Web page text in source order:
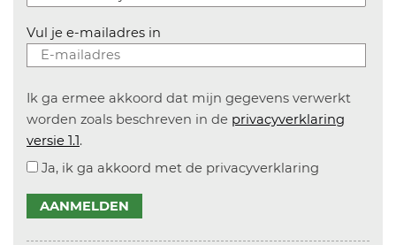
Vul je e-mailadres in
Ik ga ermee akkoord dat mijn gegevens verwerkt
worden zoals beschreven in de privacyverklaring
versie 1.1.
Ja, ik ga akkoord met de privacyverklaring
AANMELDEN